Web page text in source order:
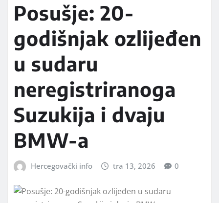
Posušje: 20-
godišnjak ozlijeđen
u sudaru
neregistriranoga
Suzukija i dvaju
BMW-a
Hercegovački info tra 13, 2026 0